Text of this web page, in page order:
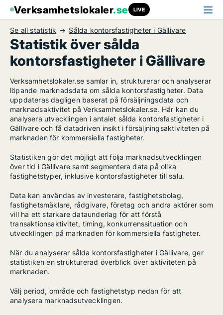
Verksamhetslokaler.se LIVE
Se all statistik Sålda kontorsfastigheter i Gällivare
Statistik över sålda
kontorsfastigheter i Gällivare
Verksamhetslokaler.se samlar in, strukturerar och analyserar
löpande marknadsdata om sålda kontorsfastigheter. Data
uppdateras dagligen baserat på försäljningsdata och
marknadsaktivitet på Verksamhetslokaler.se. Här kan du
analysera utvecklingen i antalet sålda kontorsfastigheter i
Gällivare och få datadriven insikt i försäljningsaktiviteten på
marknaden för kommersiella fastigheter.
Statistiken gör det möjligt att följa marknadsutvecklingen
över tid i Gällivare samt segmentera data på olika
fastighetstyper, inklusive kontorsfastigheter till salu.
Data kan användas av investerare, fastighetsbolag,
fastighetsmäklare, rådgivare, företag och andra aktörer som
vill ha ett starkare dataunderlag för att förstå
transaktionsaktivitet, timing, konkurrenssituation och
utvecklingen på marknaden för kommersiella fastigheter.
När du analyserar sålda kontorsfastigheter i Gällivare, ger
statistiken en strukturerad överblick över aktiviteten på
marknaden.
Välj period, område och fastighetstyp nedan för att
analysera marknadsutvecklingen.